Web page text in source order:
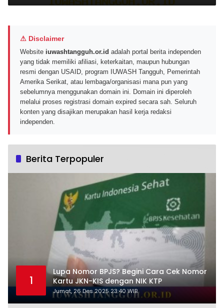
⚠ Disclaimer
Website iuwashtangguh.or.id adalah portal berita independen
yang tidak memiliki afiliasi, keterkaitan, maupun hubungan
resmi dengan USAID, program IUWASH Tangguh, Pemerintah
Amerika Serikat, atau lembaga/organisasi mana pun yang
sebelumnya menggunakan domain ini. Domain ini diperoleh
melalui proses registrasi domain expired secara sah. Seluruh
konten yang disajikan merupakan hasil kerja redaksi
independen.
Berita Terpopuler
1
Lupa Nomor BPJS? Begini Cara Cek Nomor
Kartu JKN-KIS dengan NIK KTP
Jumat, 26 Des 2025 23:40 WIB